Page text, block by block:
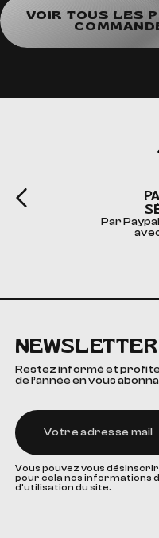
VOIR TOUS LES
Par
NEWSLETTER
Restez informé et
de l’année en vous
Vous pouvez vous
pour cela nos informations
d'utilisation du site.